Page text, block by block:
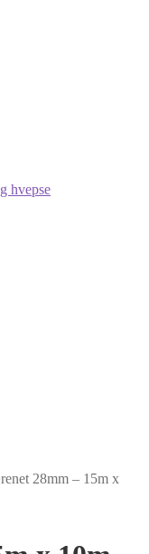
hvepse
28mm – 15m x